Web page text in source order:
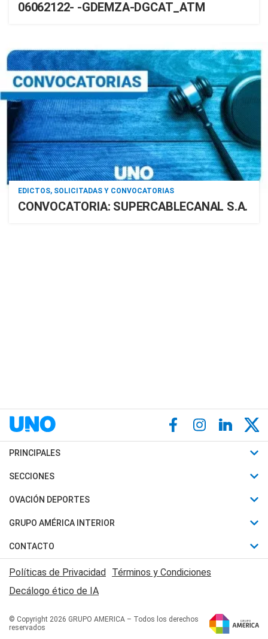
06062122- -GDEMZA-DGCAT_ATM
EDICTOS, SOLICITADAS Y CONVOCATORIAS
CONVOCATORIA: SUPERCABLECANAL S.A.
PRINCIPALES
Últimas Noticias
Política
Judiciales
Economia
SECCIONES
Horóscopo
Motores
Trucos caseros
Series y Películas
Edictos y Solicitadas
OVACIÓN DEPORTES
Fútbol
Mundial
Automovilismo
Rugby
Básquet
GRUPO AMÉRICA INTERIOR
Canal 7 en Vivo
San Juan 8
CONTACTO
Acerca de Nosotros
Contactanos
Políticas de Privacidad Términos y Condiciones
Decálogo ético de IA
© Copyright 2026 GRUPO AMERICA – Todos los derechos
reservados